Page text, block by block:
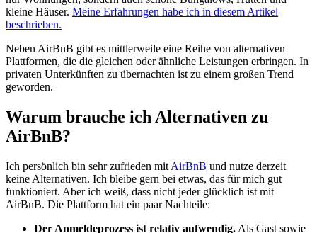
kleine Häuser. Meine Erfahrungen habe ich in diesem Artikel
beschrieben.
Neben AirBnB gibt es mittlerweile eine Reihe von alternativen
Plattformen, die die gleichen oder ähnliche Leistungen erbringen. In
privaten Unterkünften zu übernachten ist zu einem großen Trend
geworden.
Warum brauche ich Alternativen zu
AirBnB?
Ich persönlich bin sehr zufrieden mit AirBnB und nutze derzeit
keine Alternativen. Ich bleibe gern bei etwas, das für mich gut
funktioniert. Aber ich weiß, dass nicht jeder glücklich ist mit
AirBnB. Die Plattform hat ein paar Nachteile:
Der Anmeldeprozess ist relativ aufwendig. Als Gast sowie